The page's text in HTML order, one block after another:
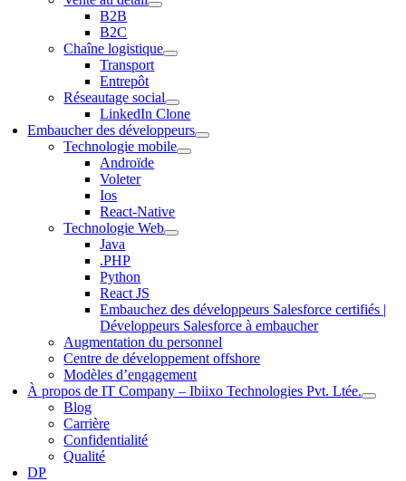
B2B
B2C
Chaîne logistique
Transport
Entrepôt
Réseautage social
LinkedIn Clone
Embaucher des développeurs
Technologie mobile
Androïde
Voleter
Ios
React-Native
Technologie Web
Java
.PHP
Python
React JS
Embauchez des développeurs Salesforce certifiés |
Développeurs Salesforce à embaucher
Augmentation du personnel
Centre de développement offshore
Modèles d’engagement
À propos de IT Company – Ibiixo Technologies Pvt. Ltée.
Blog
Carrière
Confidentialité
Qualité
DP